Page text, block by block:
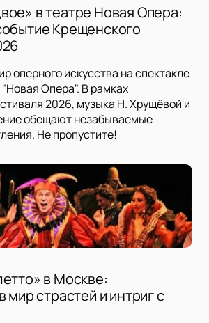
в театре Новая Опера:
Крещенского
оперного искусства на спектакле
Опера". В рамках
2026, музыка Н. Хрущёвой и
обещают незабываемые
Не пропустите!
в Москве:
мир страстей и интриг с